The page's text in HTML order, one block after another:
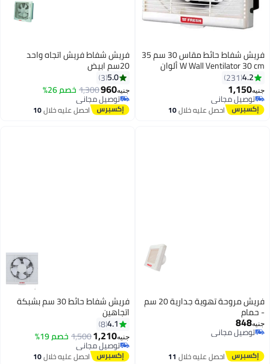
فريش شفاط حائط مقاس 30 سم 35
W Wall Ventilator 30 cm ألوان
متعددة
4.2
231
جنيه1,150
توصيل مجاني
توصيل مجانياحصل عليه خلال10
فريش شفاط فريش اتجاه واحد
20سم ابيض
5.0
3
جنيه960
1,300خصم 26%
توصيل مجاني
توصيل مجانياحصل عليه خلال10
فريش مروحة تهوية جدارية 20 سم
- حمام
جنيه848
توصيل مجاني
توصيل مجاني
احصل عليه خلال 11
فريش شفاط حائط 30 سم بشبكة
اتجاهين
4.1
8
جنيه1,210
1,500خصم 19%
توصيل مجاني
توصيل مجانياحصل عليه خلال10